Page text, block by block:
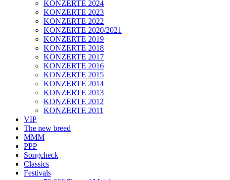
KONZERTE 2024
KONZERTE 2023
KONZERTE 2022
KONZERTE 2020/2021
KONZERTE 2019
KONZERTE 2018
KONZERTE 2017
KONZERTE 2016
KONZERTE 2015
KONZERTE 2014
KONZERTE 2013
KONZERTE 2012
KONZERTE 2011
VIP
The new breed
MMM
PPP
Songcheck
Classics
Festivals